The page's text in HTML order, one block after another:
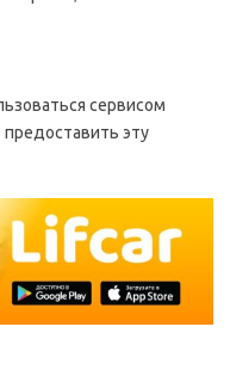
сервисом
эту